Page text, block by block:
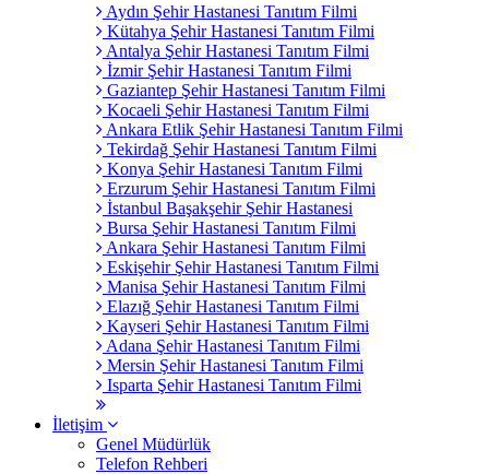
Aydın Şehir Hastanesi Tanıtım Filmi
Kütahya Şehir Hastanesi Tanıtım Filmi
Antalya Şehir Hastanesi Tanıtım Filmi
İzmir Şehir Hastanesi Tanıtım Filmi
Gaziantep Şehir Hastanesi Tanıtım Filmi
Kocaeli Şehir Hastanesi Tanıtım Filmi
Ankara Etlik Şehir Hastanesi Tanıtım Filmi
Tekirdağ Şehir Hastanesi Tanıtım Filmi
Konya Şehir Hastanesi Tanıtım Filmi
Erzurum Şehir Hastanesi Tanıtım Filmi
İstanbul Başakşehir Şehir Hastanesi
Bursa Şehir Hastanesi Tanıtım Filmi
Ankara Şehir Hastanesi Tanıtım Filmi
Eskişehir Şehir Hastanesi Tanıtım Filmi
Manisa Şehir Hastanesi Tanıtım Filmi
Elazığ Şehir Hastanesi Tanıtım Filmi
Kayseri Şehir Hastanesi Tanıtım Filmi
Adana Şehir Hastanesi Tanıtım Filmi
Mersin Şehir Hastanesi Tanıtım Filmi
Isparta Şehir Hastanesi Tanıtım Filmi
İletişim
Genel Müdürlük
Telefon Rehberi